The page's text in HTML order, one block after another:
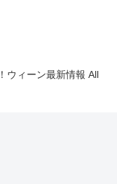
ウィーン最新情報 All